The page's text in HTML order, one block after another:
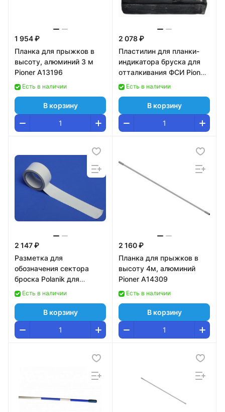
1 954 ₽
Планка для прыжков в
высоту, алюминий 3 м
Pioner A13196
Есть в наличии
В корзину
2 078 ₽
Пластилин для планки-
индикатора бруска для
отталкивания ФСИ Pioner
A15175
Есть в наличии
В корзину
2 147 ₽
Разметка для
обозначения сектора
броска Polanik для
толкания ядра в
Есть в наличии
В корзину
2 160 ₽
Планка для прыжков в
высоту 4м, алюминий
Pioner A14309
Есть в наличии
В корзину